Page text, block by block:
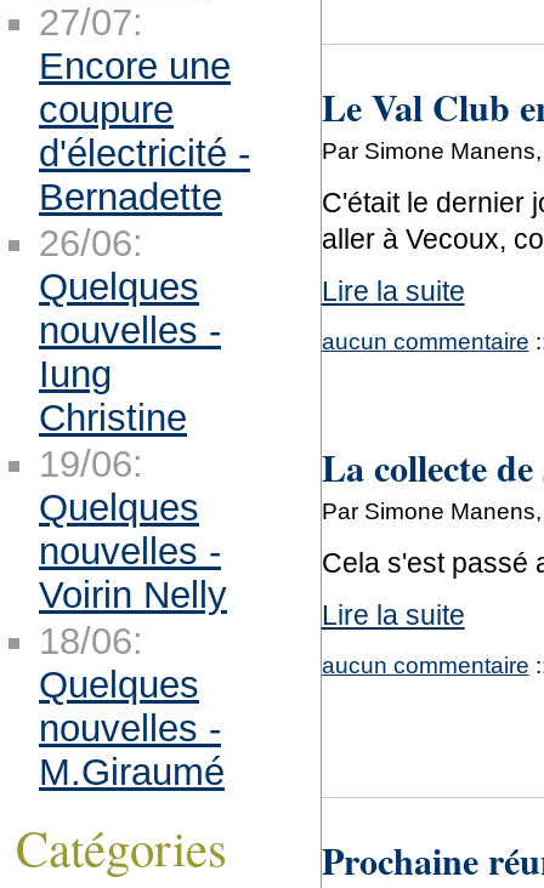
Le Val Club
Par Simone
C'était le dernier
aller à Vecoux,
Lire la suite
aucun commentaire
La collecte
Par Simone
Cela s'est passé
Lire la suite
aucun commentaire
Prochaine
27/07:
Encore une
coupure
d'électricité -
Bernadette
26/06:
Quelques
nouvelles -
Iung
Christine
19/06:
Quelques
nouvelles -
Voirin Nelly
18/06:
Quelques
nouvelles -
M.Giraumé
Catégories